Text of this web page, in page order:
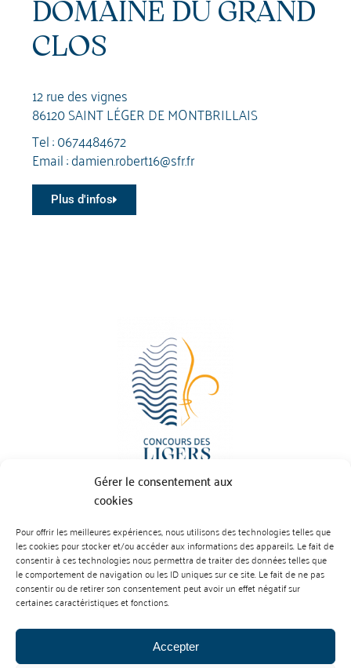
Gérer le consentement aux
cookies
Pour offrir les meilleures expériences, nous utilisons des technologies telles que
les cookies pour stocker et/ou accéder aux informations des appareils. Le fait de
consentir à ces technologies nous permettra de traiter des données telles que
le comportement de navigation ou les ID uniques sur ce site. Le fait de ne pas
consentir ou de retirer son consentement peut avoir un effet négatif sur
certaines caractéristiques et fonctions.
Accepter
DOMAINE DU GRAND
CLOS
12 rue des vignes
86120 SAINT LÉGER DE MONTBRILLAIS
Tel :0674484672
Email :damien.robert16@sfr.fr
Plus d'infos
BP 70023 - 49610 JUIGNE SUR LOIRE
Tél :07 88 99 01 07